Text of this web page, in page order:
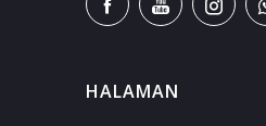
HALAMAN